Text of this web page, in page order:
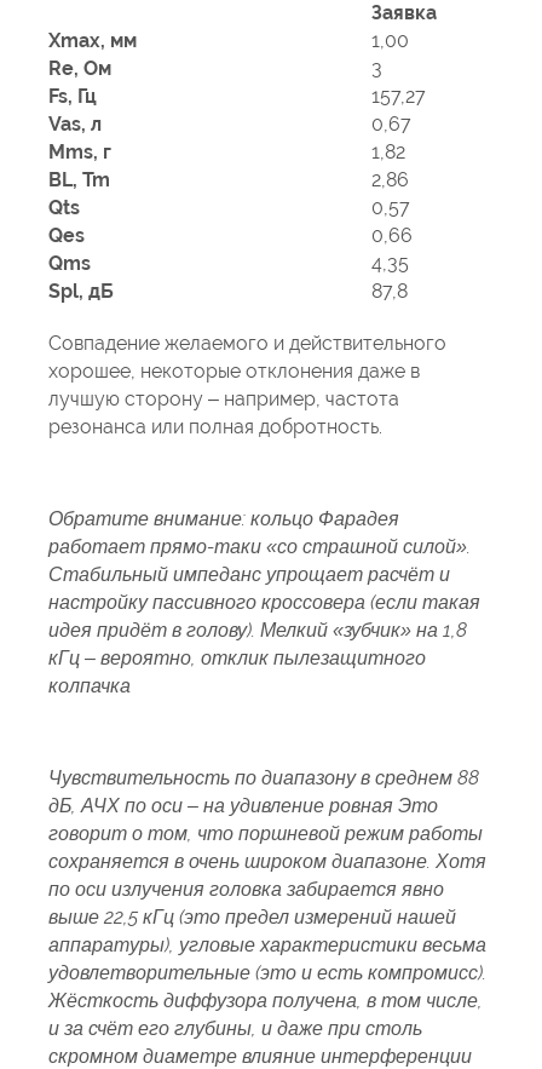
Заявка
Xmax, мм
1,00
Re, Ом
3
Fs, Гц
157,27
Vas, л
0,67
Mms, г
1,82
BL, Tm
2,86
Qts
0,57
Qes
0,66
Qms
4,35
Spl, дБ
87,8
Совпадение желаемого и действительного
хорошее, некоторые отклонения даже в
лучшую сторону – например, частота
резонанса или полная добротность.
Обратите внимание: кольцо Фарадея
работает прямо-таки «со страшной силой».
Стабильный импеданс упрощает расчёт и
настройку пассивного кроссовера (если такая
идея придёт в голову). Мелкий «зубчик» на 1,8
кГц – вероятно, отклик пылезащитного
колпачка
Чувствительность по диапазону в среднем 88
дБ, АЧХ по оси – на удивление ровная Это
говорит о том, что поршневой режим работы
сохраняется в очень широком диапазоне. Хотя
по оси излучения головка забирается явно
выше 22,5 кГц (это предел измерений нашей
аппаратуры), угловые характеристики весьма
удовлетворительные (это и есть компромисс).
Жёсткость диффузора получена, в том числе,
и за счёт его глубины, и даже при столь
скромном диаметре влияние интерференции